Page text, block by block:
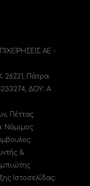
ΑΕ -
26221, Πάτρα.
ΔΟΥ: A
Πέττας
Νόμιμος
&
Ιστοσελίδας: